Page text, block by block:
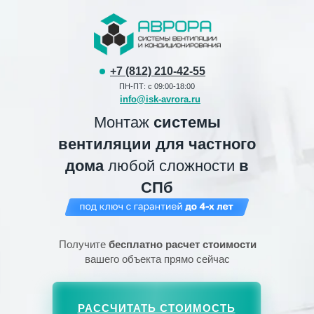
Получите бесплатно расчет стоимости
вашего объекта прямо сейчас
РАССЧИТАТЬ СТОИМОСТЬ
Монтаж системы
вентиляции для частного
домалюбой сложности в
СПб
info@isk-avrora.ru
ПН-ПТ: с 09:00-18:00
+7 (812) 210-42-55
Заполните форму
Я согласен сполитикой
конфиденциальности
Позвоните нам напрямую:
Менеджер перезвонит вам в течении 15
Заполните форму
Я согласен сполитикой
конфиденциальности
Позвоните нам напрямую:
Менеджер перезвонит вам в течении 15